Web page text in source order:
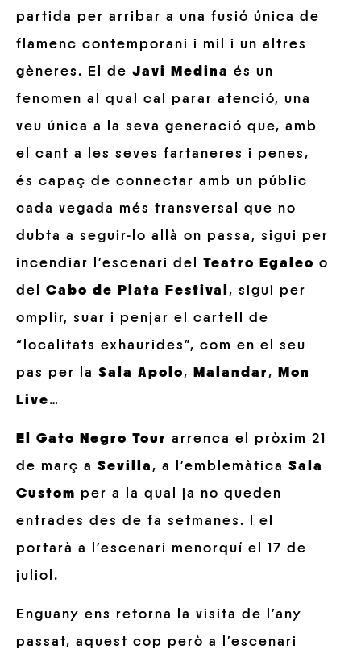
partida per arribar a una fusió única de
flamenc contemporani i mil i un altres
gèneres. El de Javi Medina és un
fenomen al qual cal parar atenció, una
veu única a la seva generació que, amb
el cant a les seves fartaneres i penes,
és capaç de connectar amb un públic
cada vegada més transversal que no
dubta a seguir-lo allà on passa, sigui per
incendiar l’escenari del Teatro Egaleo o
del Cabo de Plata Festival , sigui per
omplir, suar i penjar el cartell de
“localitats exhaurides”, com en el seu
pas per la Sala Apolo, Malandar ,
Mon
Live…
El Gato Negro Tour arrenca el pròxim 21
de març a Sevilla , a l’emblemàtica Sala
Custom per a la qual ja no queden
entrades des de fa setmanes. I el
portarà a l’escenari menorquí el 17 de
juliol.
Enguany ens retorna la visita de l’any
passat, aquest cop però a l’escenari